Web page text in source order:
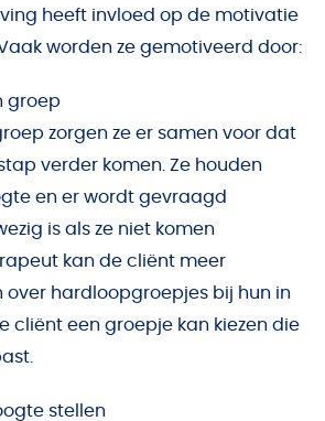
heeft invloed op de motivatie
worden ze gemotiveerd door:
groep
zorgen ze er samen voor dat
verder komen. Ze houden
en er wordt gevraagd
is als ze niet komen
kan de cliënt meer
over hardloopgroepjes bij hun in
cliënt een groepje kan kiezen die
stellen